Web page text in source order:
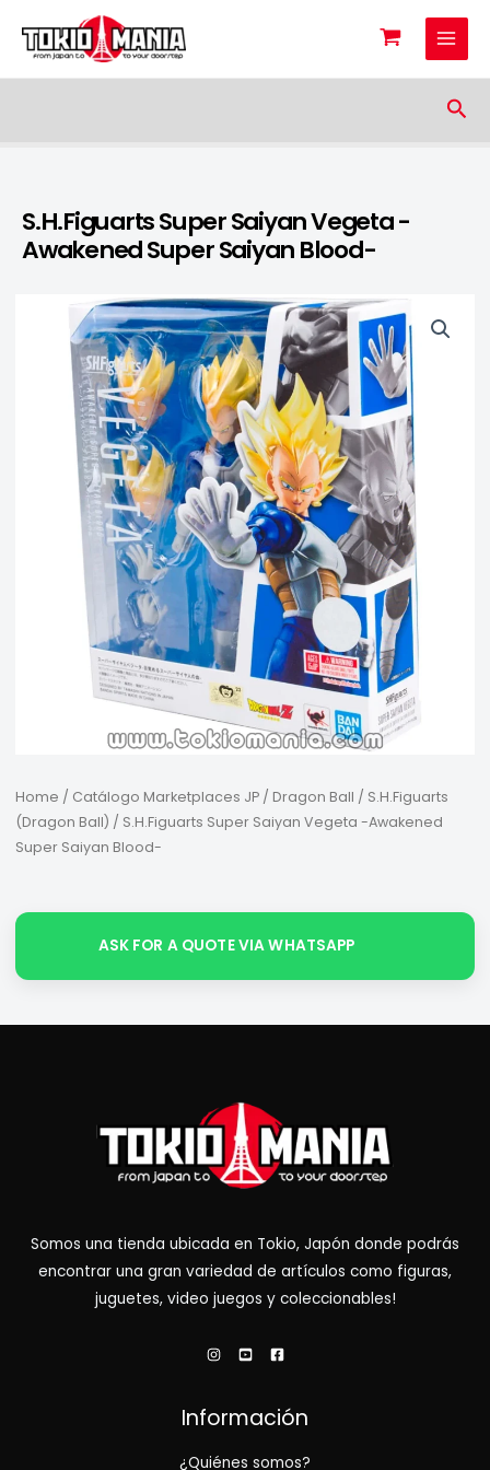
Skip to content
S.H.Figuarts Super Saiyan Vegeta -
Awakened Super Saiyan Blood-
Home / Catálogo Marketplaces JP/ Dragon Ball / S.H.Figuarts
(Dragon Ball) / S.H.Figuarts Super Saiyan Vegeta -Awakened
Super Saiyan Blood-
ASK FOR A QUOTE VIA WHATSAPP
Somos una tienda ubicada en Tokio, Japón donde podrás
encontrar una gran variedad de artículos como figuras,
juguetes, video juegos y coleccionables!
Información
¿Quiénes somos?